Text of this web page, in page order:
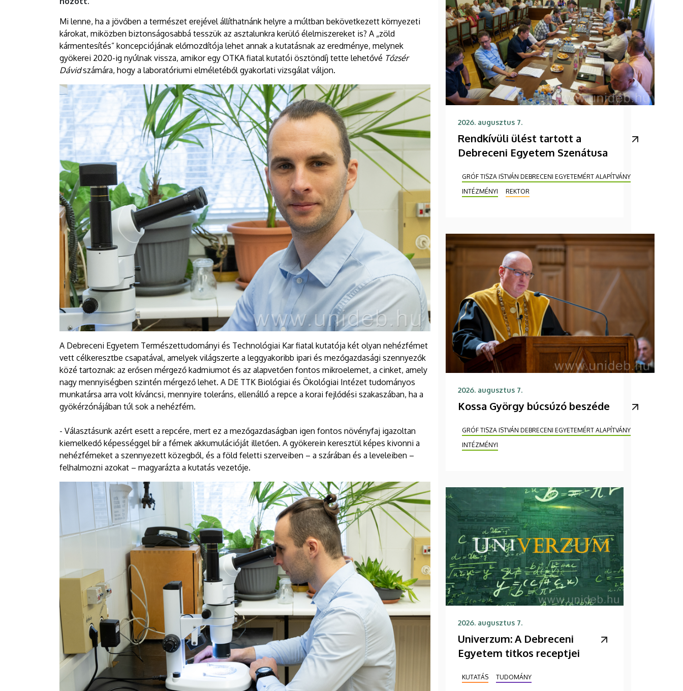
Mi lenne, ha a jövőben a természet erejével állíthatnánk helyre a múltban bekövetkezett környezeti
károkat, miközben biztonságosabbá tesszük az asztalunkra kerülő élelmiszereket is? A „zöld
kármentesítés” koncepciójának előmozdítója lehet annak a kutatásnak az eredménye, melynek
gyökerei 2020-ig nyúlnak vissza, amikor egy OTKA fiatal kutatói ösztöndíj tette lehetővé Tőzsér
Dávidszámára, hogy a laboratóriumi elméletéből gyakorlati vizsgálat váljon.
A Debreceni Egyetem Természettudományi és Technológiai Kar fiatal kutatója két olyan nehézfémet
vett célkeresztbe csapatával, amelyek világszerte a leggyakoribb ipari és mezőgazdasági szennyezők
közé tartoznak: az erősen mérgező kadmiumot és az alapvetően fontos mikroelemet, a cinket, amely
nagy mennyiségben szintén mérgező lehet. A DE TTK Biológiai és Ökológiai Intézet tudományos
munkatársa arra volt kíváncsi, mennyire toleráns, ellenálló a repce a korai fejlődési szakaszában, ha a
gyökérzónájában túl sok a nehézfém.
- Választásunk azért esett a repcére, mert ez a mezőgazdaságban igen fontos növényfaj igazoltan
kiemelkedő képességgel bír a fémek akkumulációját illetően. A gyökerein keresztül képes kivonni a
nehézfémeket a szennyezett közegből, és a föld feletti szerveiben – a szárában és a leveleiben –
felhalmozni azokat – magyarázta a kutatás vezetője.
2026. augusztus 7.
Rendkívüli ülést tartott a
Debreceni Egyetem Szenátusa
GRÓF TISZA ISTVÁN DEBRECENI EGYETEMÉRT ALAPÍTVÁNY
INTÉZMÉNYI
REKTOR
2026. augusztus 7.
Kossa György búcsúzó beszéde
GRÓF TISZA ISTVÁN DEBRECENI EGYETEMÉRT ALAPÍTVÁNY
INTÉZMÉNYI
2026. augusztus 7.
Univerzum: A Debreceni
Egyetem titkos receptjei
KUTATÁS TUDOMÁNY